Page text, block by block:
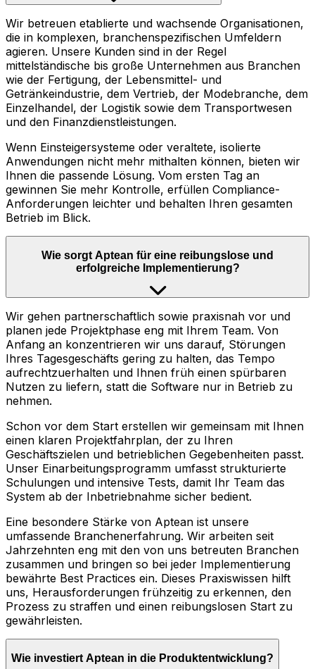
Wir betreuen etablierte und wachsende Organisationen,
die in komplexen, branchenspezifischen Umfeldern
agieren. Unsere Kunden sind in der Regel
mittelständische bis große Unternehmen aus Branchen
wie der Fertigung, der Lebensmittel- und
Getränkeindustrie, dem Vertrieb, der Modebranche, dem
Einzelhandel, der Logistik sowie dem Transportwesen
und den Finanzdienstleistungen.
Wenn Einsteigersysteme oder veraltete, isolierte
Anwendungen nicht mehr mithalten können, bieten wir
Ihnen die passende Lösung. Vom ersten Tag an
gewinnen Sie mehr Kontrolle, erfüllen Compliance-
Anforderungen leichter und behalten Ihren gesamten
Betrieb im Blick.
Wie sorgt Aptean für eine reibungslose und
erfolgreiche Implementierung?
Wir gehen partnerschaftlich sowie praxisnah vor und
planen jede Projektphase eng mit Ihrem Team. Von
Anfang an konzentrieren wir uns darauf, Störungen
Ihres Tagesgeschäfts gering zu halten, das Tempo
aufrechtzuerhalten und Ihnen früh einen spürbaren
Nutzen zu liefern, statt die Software nur in Betrieb zu
nehmen.
Schon vor dem Start erstellen wir gemeinsam mit Ihnen
einen klaren Projektfahrplan, der zu Ihren
Geschäftszielen und betrieblichen Gegebenheiten passt.
Unser Einarbeitungsprogramm umfasst strukturierte
Schulungen und intensive Tests, damit Ihr Team das
System ab der Inbetriebnahme sicher bedient.
Eine besondere Stärke von Aptean ist unsere
umfassende Branchenerfahrung. Wir arbeiten seit
Jahrzehnten eng mit den von uns betreuten Branchen
zusammen und bringen so bei jeder Implementierung
bewährte Best Practices ein. Dieses Praxiswissen hilft
uns, Herausforderungen frühzeitig zu erkennen, den
Prozess zu straffen und einen reibungslosen Start zu
gewährleisten.
Wie investiert Aptean in die Produktentwicklung?